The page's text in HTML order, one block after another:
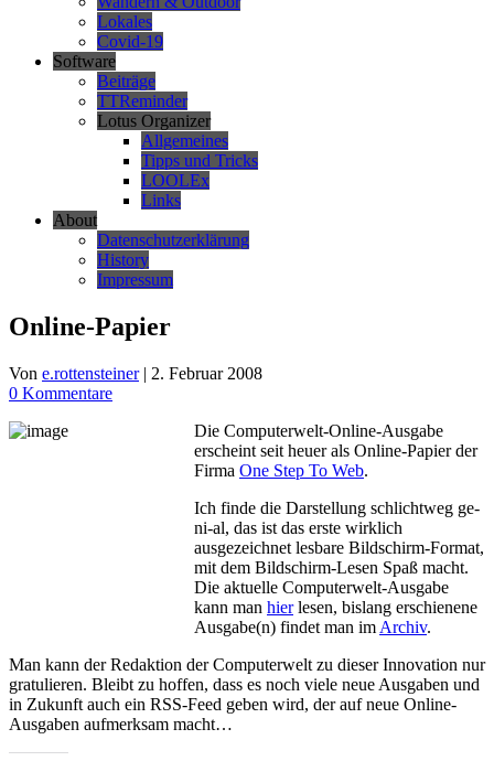
Lokales
Covid-19
Software
Beiträge
TTReminder
Lotus Organizer
Allgemeines
Tipps und Tricks
LOOLEx
Links
About
Datenschutzerklärung
History
Impressum
Online-Papier
Von e.rottensteiner | 2. Februar 2008
0 Kommentare
Die Computerwelt-Online-Ausgabe
erscheint seit heuer als Online-Papier der
Firma One Step To Web.
Ich finde die Darstellung schlichtweg ge-
ni-al, das ist das erste wirklich
ausgezeichnet lesbare Bildschirm-Format,
mit dem Bildschirm-Lesen Spaß macht.
Die aktuelle Computerwelt-Ausgabe
kann man hierlesen, bislang erschienene
Ausgabe(n) findet man im Archiv.
Man kann der Redaktion der Computerwelt zu dieser Innovation nur
gratulieren. Bleibt zu hoffen, dass es noch viele neue Ausgaben und
in Zukunft auch ein RSS-Feed geben wird, der auf neue Online-
Ausgaben aufmerksam macht…